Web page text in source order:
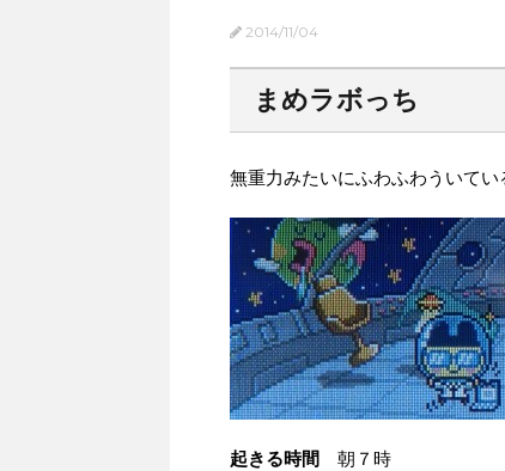
2014/11/04
まめラボっち
無重力みたいにふわふわういて
起きる時間 朝７時